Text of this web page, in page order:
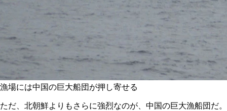
漁場には中国の巨大船団が押し寄せる
ただ、北朝鮮よりもさらに強烈なのが、中国の巨大漁船団だ。